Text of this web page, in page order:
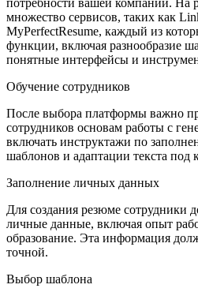
множество сервисов, таких как
MyPerfectResume, каждый из
функции, включая разнообразие
понятные интерфейсы и
Обучение сотрудников
После выбора платформы важно
сотрудников основам работы с
включать инструктажи по
шаблонов и адаптации текста под
Заполнение личных данных
Для создания резюме сотрудники
личные данные, включая опыт
образование. Эта информация
точной.
Выбор шаблона